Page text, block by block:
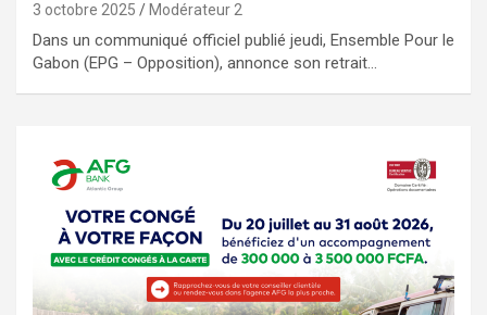
3 octobre 2025 Modérateur 2
Dans un communiqué officiel publié jeudi, Ensemble Pour le
Gabon (EPG – Opposition), annonce son retrait…